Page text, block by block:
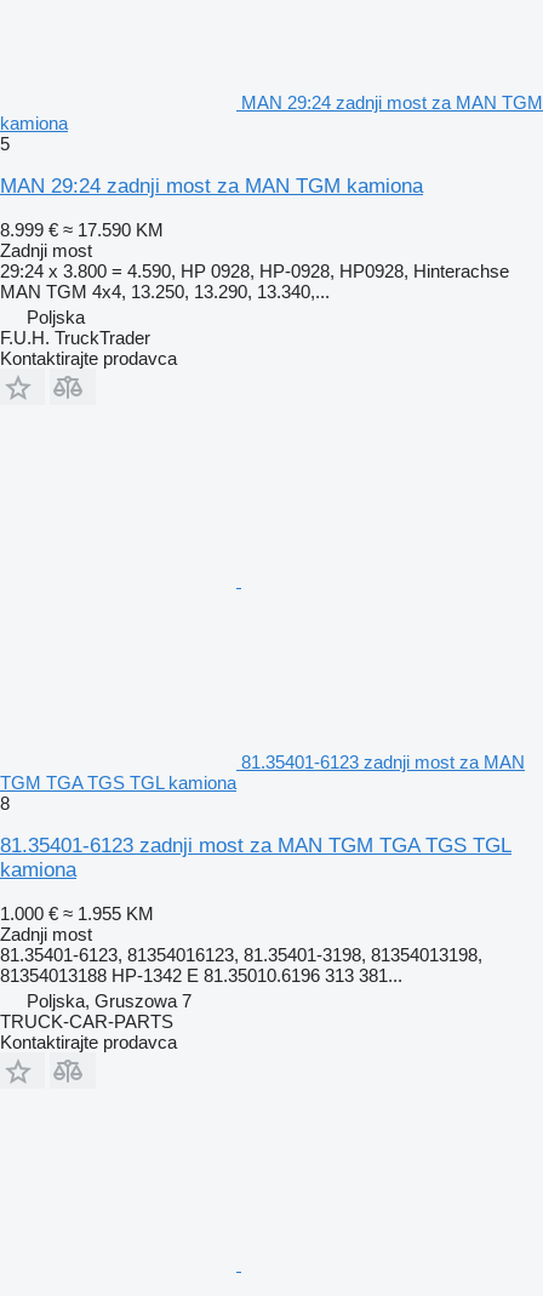
MAN 29:24 zadnji most za MAN TGM
kamiona
5
MAN 29:24 zadnji most za MAN TGM kamiona
8.999 € ≈ 17.590 KM
Zadnji most
29:24 x 3.800 = 4.590, HP 0928, HP-0928, HP0928, Hinterachse
MAN TGM 4x4, 13.250, 13.290, 13.340,...
Poljska
F.U.H. TruckTrader
Kontaktirajte prodavca
81.35401-6123 zadnji most za MAN
TGM TGA TGS TGL kamiona
8
81.35401-6123 zadnji most za MAN TGM TGA TGS TGL
kamiona
1.000 € ≈ 1.955 KM
Zadnji most
81.35401-6123, 81354016123, 81.35401-3198, 81354013198,
81354013188 HP-1342 E 81.35010.6196 313 381...
Poljska, Gruszowa 7
TRUCK-CAR-PARTS
Kontaktirajte prodavca